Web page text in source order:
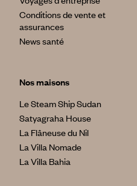
Conditions de vente et
assurances
News santé
Nos maisons
Le Steam Ship Sudan
Satyagraha House
La Flâneuse du Nil
La Villa Nomade
La Villa Bahia